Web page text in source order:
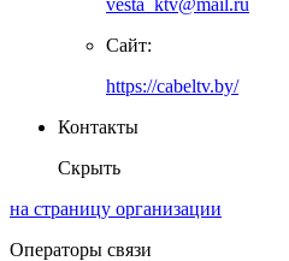
Сайт:
https://cabeltv.by/
Контакты
Скрыть
на страницу организации
Операторы связи